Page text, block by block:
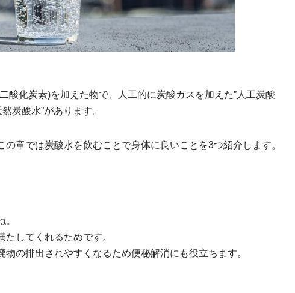
酸化炭素)を加えた物で、人工的に炭酸ガスを加えた”人工炭酸
炭酸水”があります。
章では炭酸水を飲むことで身体に良いことを3つ紹介します。
してくれるためです。
の排出されやすくなるため便秘解消にも役立ちます。